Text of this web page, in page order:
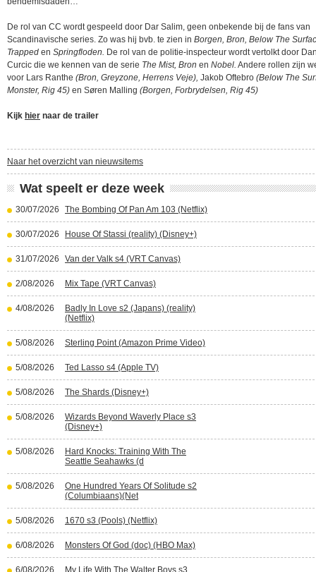
De rol van CC wordt gespeeld door Dar Salim, geen onbekende bij de fans van
Scandinavische series. Zo was hij bvb. te zien in Borgen, Bron, Below The
Trapped en Springfloden. De rol van de politie-inspecteur wordt vertolkt door
Curcic die we kennen van de serie The Mist, Bron en Nobel. Andere rollen zijn
voor Lars Ranthe (Bron, Greyzone, Herrens Veje), Jakob Oftebro (Below The
Monster, Rig 45) en Søren Malling (Borgen, Forbrydelsen, Rig 45)
Kijk hier naar de trailer
Naar het overzicht van nieuwsitems
Wat speelt er deze week
30/07/2026 The Bombing Of Pan Am 103 (Netflix)
30/07/2026 House Of Stassi (reality) (Disney+)
31/07/2026 Van der Valk s4 (VRT Canvas)
2/08/2026 Mix Tape (VRT Canvas)
4/08/2026
Badly In Love s2 (Japans) (reality)
(Netflix)
5/08/2026 Sterling Point (Amazon Prime Video)
5/08/2026 Ted Lasso s4 (Apple TV)
5/08/2026 The Shards (Disney+)
5/08/2026
Wizards Beyond Waverly Place s3
(Disney+)
5/08/2026
Hard Knocks: Training With The
Seattle Seahawks (d
5/08/2026
One Hundred Years Of Solitude s2
(Columbiaans)(Net
5/08/2026 1670 s3 (Pools) (Netflix)
6/08/2026 Monsters Of God (doc) (HBO Max)
6/08/2026
My Life With The Walter Boys s3